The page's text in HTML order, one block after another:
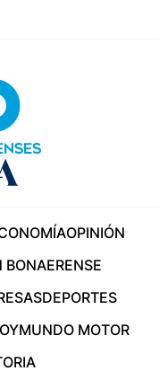
OPINIÓN
BONAERENSE
DEPORTES
MUNDO MOTOR